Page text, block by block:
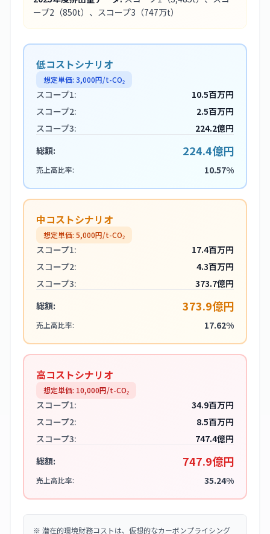
ープ2 （850t） 、スコープ3 （747万t）
低コストシナリオ
想定単価: 3,000円/t-CO₂
スコープ1:
10.5百万円
スコープ2:
2.5百万円
スコープ3:
224.2億円
総額:
224.4億円
売上高比率: 10.57%
中コストシナリオ
想定単価: 5,000円/t-CO₂
スコープ1:
17.4百万円
スコープ2:
4.3百万円
スコープ3:
373.7億円
総額:
373.9億円
売上高比率: 17.62%
高コストシナリオ
想定単価: 10,000円/t-CO₂
スコープ1:
34.9百万円
スコープ2:
8.5百万円
スコープ3:
747.4億円
総額:
747.9億円
売上高比率: 35.24%
※ 潜在的環境財務コストは、仮想的なカーボンプライシング